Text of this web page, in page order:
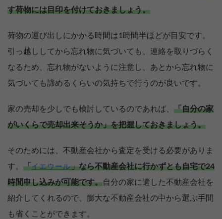
す荷物には目印を付けておきましょう。
荷物の運び出しにかかる時間は1時間半ほどが目安です。
引っ越ししてから忘れ物に気づいても、連絡を取りづらく
なるため、忘れ物がないように注意し、あとから忘れ物に
気づいても諦めるくらいの気持ちで行うのが良いです。
家の売却を少しでも検討しているのであれば、 「自分の家
がいくらで売却出来そうか」を把握しておきましょう。
そのためには、不動産会社から査定を受ける必要がありま
す。 「イエウール」なら不動産会社に行かずとも自宅で24
時間申し込みが可能です。自分の家に適した不動産会社を
紹介してくれるので、膨大な不動産会社の中から選ぶ手間
も省くことができます。